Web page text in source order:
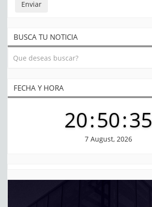
BUSCA TU NOTICIA
FECHA Y HORA
20:50:35
7 August, 2026